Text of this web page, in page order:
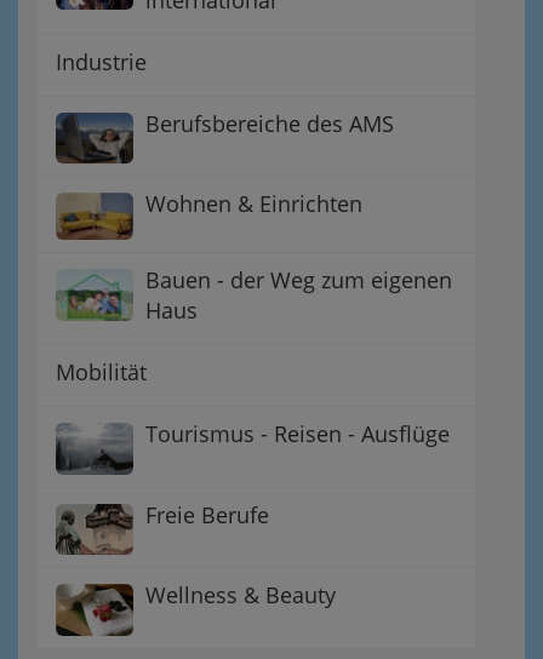
Industrie
Berufsbereiche des AMS
Wohnen & Einrichten
Bauen - der Weg zum eigenen
Haus
Mobilität
Tourismus - Reisen - Ausflüge
Freie Berufe
Wellness & Beauty